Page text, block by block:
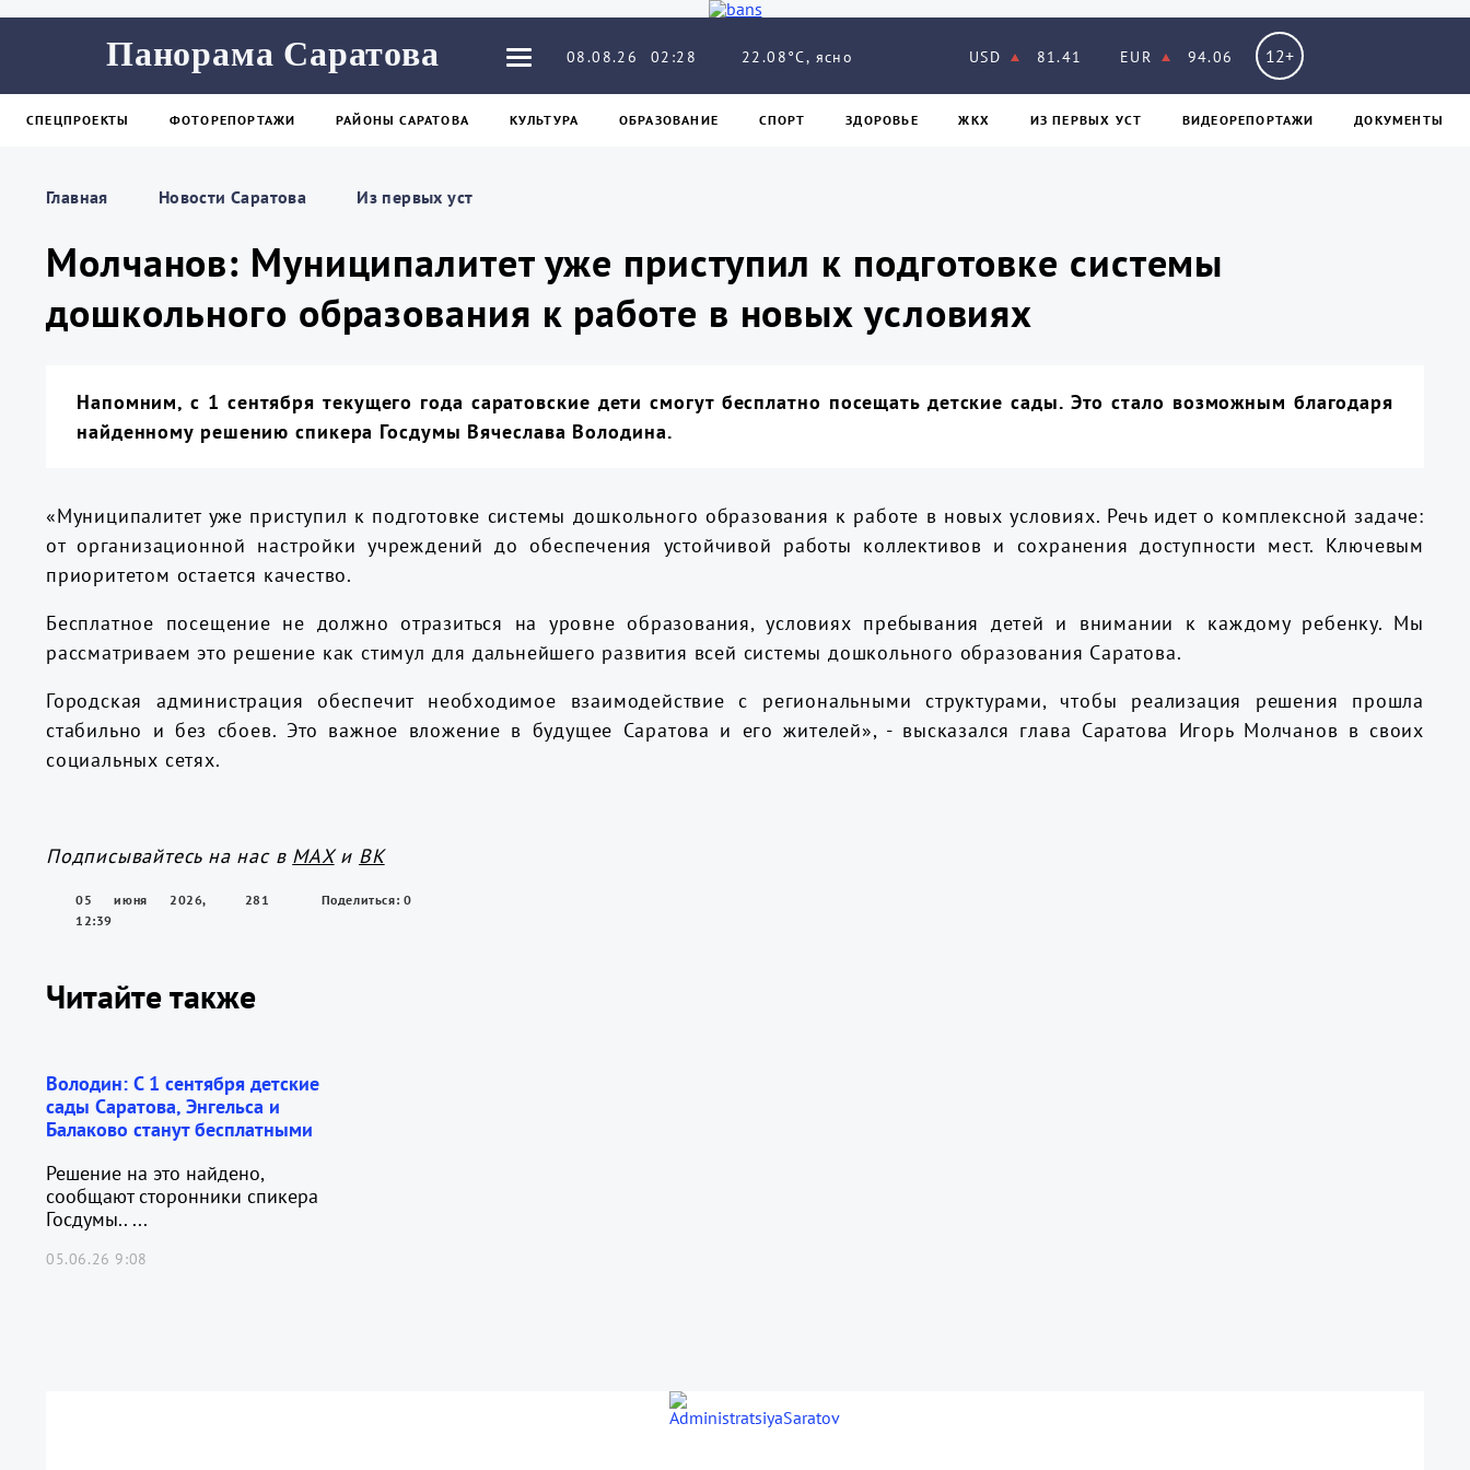
Панорама Саратова 08.08.26 02:28 22.08°C, ясно USD 81.41 EUR 94.06 12+
СПЕЦПРОЕКТЫ ФОТОРЕПОРТАЖИ РАЙОНЫ САРАТОВА КУЛЬТУРА ОБРАЗОВАНИЕ СПОРТ ЗДОРОВЬЕ ЖКХ ИЗ ПЕPВЫХ УСТ ВИДЕОРЕПОРТАЖИ ДОКУМЕНТЫ
Главная Новости Саратова Из пеpвых уст
Молчанов: Муниципалитет уже приступил к подготовке системы
дошкольного образования к работе в новых условиях
Напомним, с 1 сентября текущего года саратовские дети смогут бесплатно посещать детские сады. Это стало возможным благодаря
найденному решению спикера Госдумы Вячеслава Володина.
«Муниципалитет уже приступил к подготовке системы дошкольного образования к работе в новых условиях. Речь идет о комплексной задаче:
от организационной настройки учреждений до обеспечения устойчивой работы коллективов и сохранения доступности мест. Ключевым
приоритетом остается качество.
Бесплатное посещение не должно отразиться на уровне образования, условиях пребывания детей и внимании к каждому ребенку. Мы
рассматриваем это решение как стимул для дальнейшего развития всей системы дошкольного образования Саратова.
Городская администрация обеспечит необходимое взаимодействие с региональными структурами, чтобы реализация решения прошла
стабильно и без сбоев. Это важное вложение в будущее Саратова и его жителей», - высказался глава Саратова Игорь Молчанов в своих
социальных сетях.
Подписывайтесь на нас в МАХи ВК
05 июня 2026,
12:39
281 Поделиться: 0
Читайте также
Володин: С 1 сентября детские
сады Саратова, Энгельса и
Балаково станут бесплатными
Решение на это найдено,
сообщают сторонники спикера
Госдумы.. ...
05.06.26 9:08